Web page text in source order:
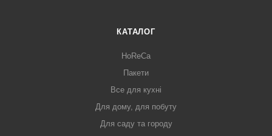
КАТАЛОГ
HoReCa
Пакети
Все для кухні
Для дому, для побуту
Для саду та городу